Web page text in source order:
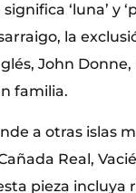
‘luna’ y
la
John
familia.
a otras islas
Real,
pieza incluya